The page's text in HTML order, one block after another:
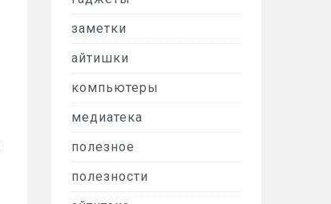
заметки
айтишки
компьютеры
медиатека
полезное
полезности